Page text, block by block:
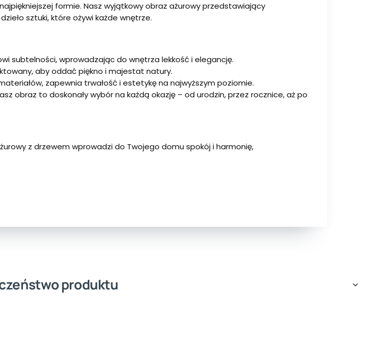
formie. Nasz wyjątkowy obraz ażurowy przedstawiający
sztuki, które ożywi każde wnętrze.
subtelności, wprowadzając do wnętrza lekkość i elegancję.
aby oddać piękno i majestat natury.
zapewnia trwałość i estetykę na najwyższym poziomie.
obraz to doskonały wybór na każdą okazję – od urodzin, przez rocznice, aż po
z drzewem wprowadzi do Twojego domu spokój i harmonię,
produktu